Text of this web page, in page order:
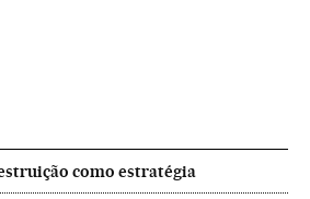
como estratégia